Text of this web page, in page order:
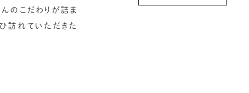
のこだわりが詰ま
訪れていただきた